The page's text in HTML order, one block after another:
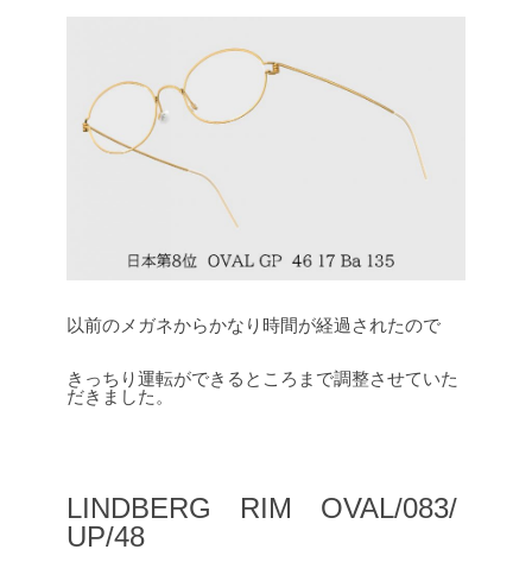
以前のメガネからかなり時間が経過されたので
きっちり運転ができるところまで調整させていた
だきました。
LINDBERG RIM OVAL/083/
UP/48